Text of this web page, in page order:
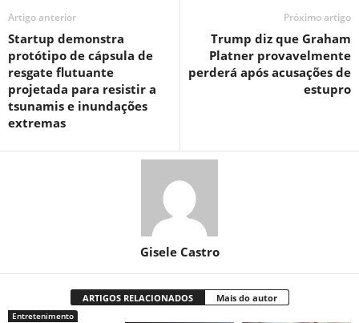
Artigo anterior
Startup demonstra
protótipo de cápsula de
resgate flutuante
projetada para resistir a
tsunamis e inundações
extremas
Próximo artigo
Trump diz que Graham
Platner provavelmente
perderá após acusações de
estupro
Gisele Castro
ARTIGOS RELACIONADOS Mais do autor
Entretenimento